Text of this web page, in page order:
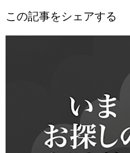
この記事をシェアする